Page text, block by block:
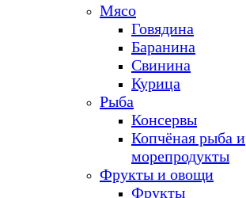
Мясо
Говядина
Баранина
Свинина
Курица
Рыба
Консервы
Копчёная рыба и
морепродукты
Фрукты и овощи
Фрукты